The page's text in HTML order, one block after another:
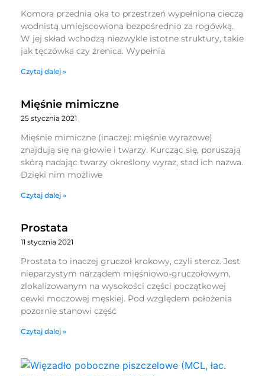
Komora przednia oka to przestrzeń wypełniona cieczą
wodnistą umiejscowiona bezpośrednio za rogówką.
W jej skład wchodzą niezwykle istotne struktury, takie
jak tęczówka czy źrenica. Wypełnia
Czytaj dalej »
Mięśnie mimiczne
25 stycznia 2021
Mięśnie mimiczne (inaczej: mięśnie wyrazowe)
znajdują się na głowie i twarzy. Kurcząc się, poruszają
skórą nadając twarzy określony wyraz, stad ich nazwa.
Dzięki nim możliwe
Czytaj dalej »
Prostata
11 stycznia 2021
Prostata to inaczej gruczoł krokowy, czyli stercz. Jest
nieparzystym narządem mięśniowo-gruczołowym,
zlokalizowanym na wysokości części początkowej
cewki moczowej męskiej. Pod względem położenia
pozornie stanowi część
Czytaj dalej »